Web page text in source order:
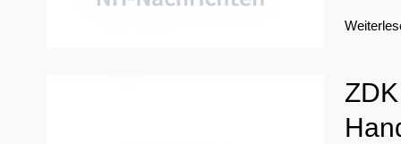
HWK-
4.0
–